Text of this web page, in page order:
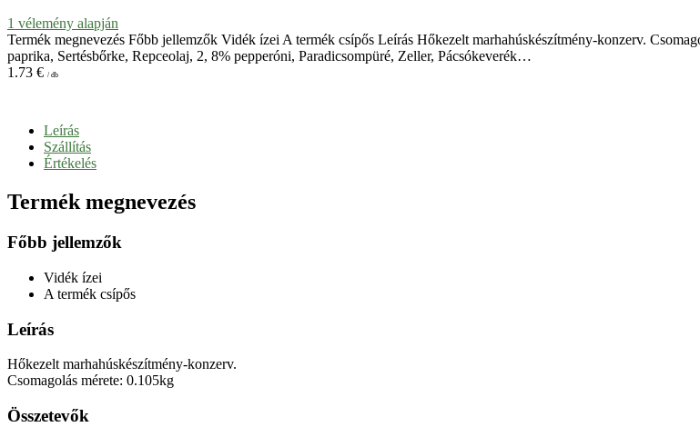
1 vélemény alapján
Termék megnevezés Főbb jellemzők Vidék ízei A termék csípős Leírás Hőkezelt marhahúskészítmény-konzerv.
paprika, Sertésbőrke, Repceolaj, 2, 8% pepperóni, Paradicsompüré, Zeller, Pácsókeverék…
1.73 € / db
Leírás
Szállítás
Értékelés
Termék megnevezés
Főbb jellemzők
Vidék ízei
A termék csípős
Leírás
Hőkezelt marhahúskészítmény-konzerv.
Csomagolás mérete: 0.105kg
Összetevők